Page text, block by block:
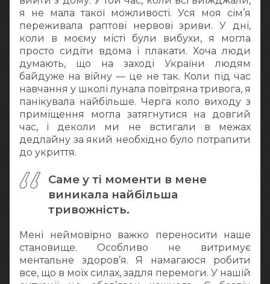
я не мала такої можливості. Уся моя сім’я
переживала раптові нервові зриви. У дні,
коли в моєму місті були вибухи, я могла
просто сидіти вдома і плакати. Хоча люди
думають, що на заході України людям
байдуже на війну — це не так. Коли під час
навчання у школі лунала повітряна тривога, я
панікувала найбільше. Черга коло виходу з
приміщення могла затягнутися на довгий
час, і деколи ми не встигали в межах
дедлайну за який необхідно було потрапити
до укриття.
Саме у ті моменти в мене
виникала найбільша
тривожність.
Мені неймовірно важко переносити наше
становище. Особливо не витримує
ментальне здоров’я. Я намагаюся робити
все, що в моїх силах, задля перемоги. У нашій